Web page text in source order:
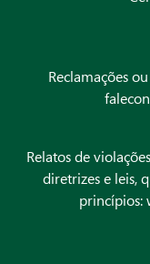
Reclamações
Relatos de
diretrizes e leis,
princípios: